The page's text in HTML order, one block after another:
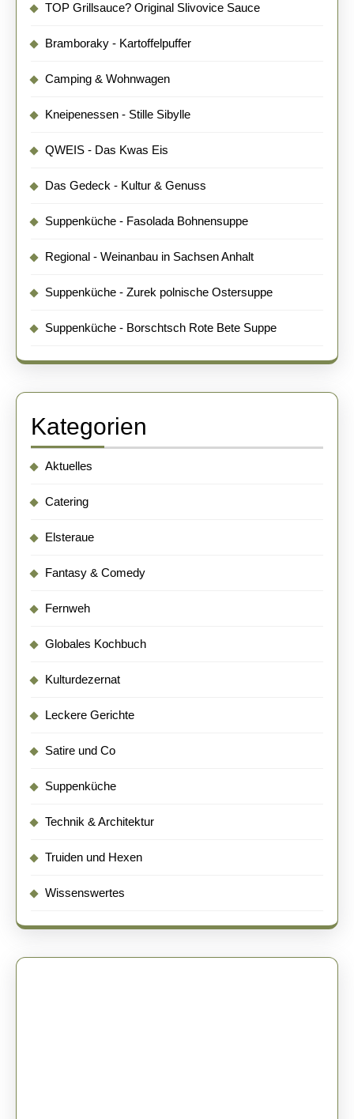
TOP Grillsauce? Original Slivovice Sauce
Bramboraky - Kartoffelpuffer
Camping & Wohnwagen
Kneipenessen - Stille Sibylle
QWEIS - Das Kwas Eis
Das Gedeck - Kultur & Genuss
Suppenküche - Fasolada Bohnensuppe
Regional - Weinanbau in Sachsen Anhalt
Suppenküche - Zurek polnische Ostersuppe
Suppenküche - Borschtsch Rote Bete Suppe
Kategorien
Aktuelles
Catering
Elsteraue
Fantasy & Comedy
Fernweh
Globales Kochbuch
Kulturdezernat
Leckere Gerichte
Satire und Co
Suppenküche
Technik & Architektur
Truiden und Hexen
Wissenswertes